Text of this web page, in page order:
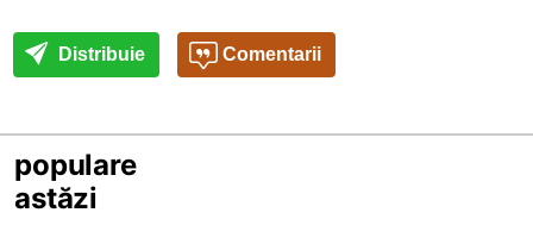
Distribuie Comentarii
populare
astăzi